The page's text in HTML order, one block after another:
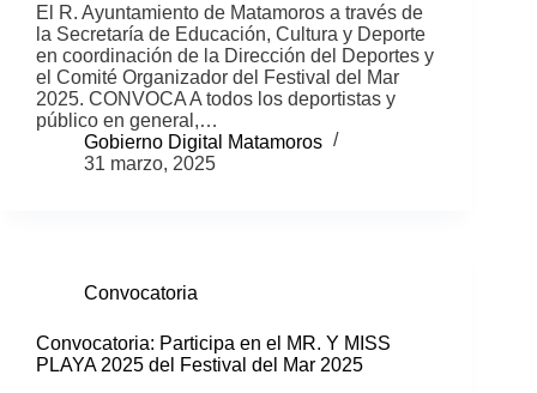
El R. Ayuntamiento de Matamoros a través de
la Secretaría de Educación, Cultura y Deporte
en coordinación de la Dirección del Deportes y
el Comité Organizador del Festival del Mar
2025. CONVOCA A todos los deportistas y
público en general,…
Gobierno Digital Matamoros
31 marzo, 2025
Convocatoria
Convocatoria: Participa en el MR. Y MISS
PLAYA 2025 del Festival del Mar 2025